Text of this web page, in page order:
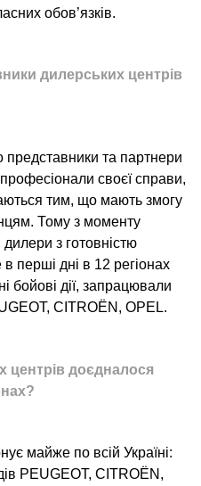
обов’язків.
дилерських центрів
та партнери
своєї справи,
тим, що мають змогу
Тому з моменту
з готовністю
перші дні в 12 регіонах
бойові дії, запрацювали
CITROËN, OPEL.
центрів доєдналося
майже по всій Україні:
PEUGEOT, CITROËN,